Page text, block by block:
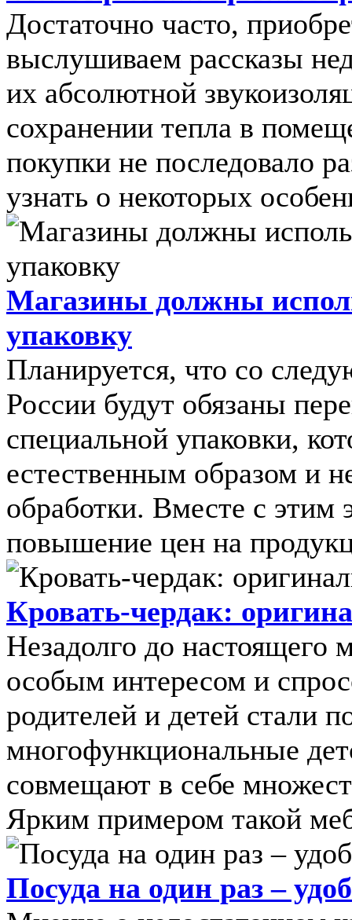
Достаточно часто,
выслушиваем рассказы
их абсолютной
сохранении тепла в
покупки не последовало
узнать о некоторых
Магазины должны
упаковку
Планируется, что со
России будут обязаны
специальной упаковки,
естественным образом и
обработки. Вместе с этим
повышение цен на
Кровать-чердак:
Незадолго до настоящего
особым интересом и
родителей и детей стали
многофункциональные
совмещают в себе
Ярким примером такой
Посуда на один раз –